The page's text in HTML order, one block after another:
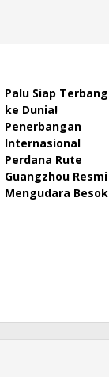
Palu Siap Terbang
ke Dunia!
Penerbangan
Internasional
Perdana Rute
Guangzhou Resmi
Mengudara Besok